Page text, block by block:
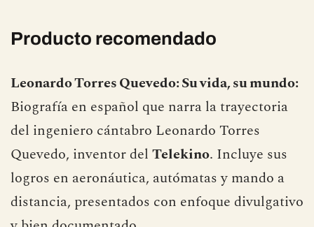
Producto recomendado
Leonardo Torres Quevedo: Su vida, su mundo:
Biografía en español que narra la trayectoria
del ingeniero cántabro Leonardo Torres
Quevedo, inventor del Telekino. Incluye sus
logros en aeronáutica, autómatas y mando a
distancia, presentados con enfoque divulgativo